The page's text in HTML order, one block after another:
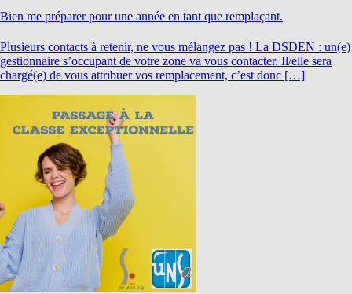
Bien me préparer pour une année en tant que remplaçant.
Plusieurs contacts à retenir, ne vous mélangez pas ! La DSDEN : un(e)
gestionnaire s’occupant de votre zone va vous contacter. Il/elle sera
chargé(e) de vous attribuer vos remplacement, c’est donc […]